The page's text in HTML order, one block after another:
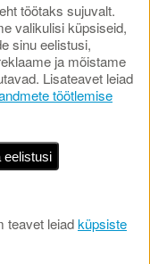
töötaks sujuvalt.
valikulisi küpsiseid,
sinu eelistusi,
ja mõistame
Lisateavet leiad
töötlemise
eelistusi
teavet leiadküpsiste